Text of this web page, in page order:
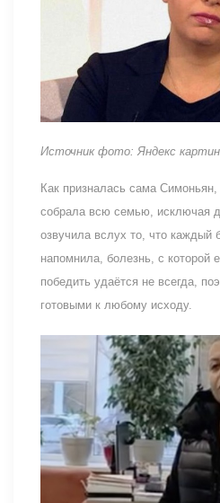
Источник фото: Яндекс
Как призналась сама Симоньян,
собрала всю семью, исключая
озвучила вслух то, что каждый
напомнила, болезнь, с которой
победить удаётся не всегда,
готовыми к любому исходу.